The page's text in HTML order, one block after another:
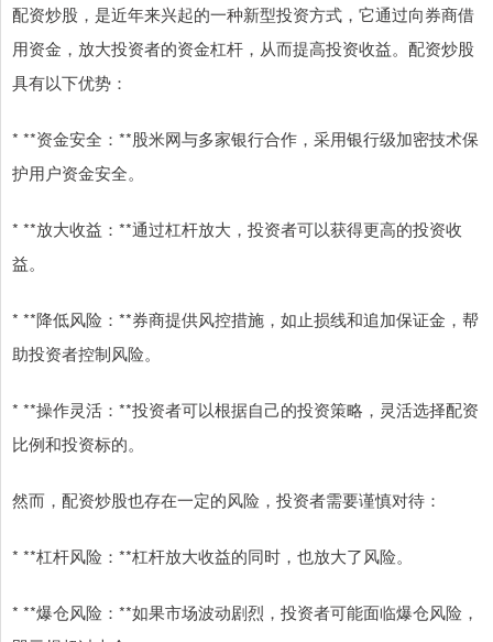
配资炒股，是近年来兴起的一种新型投资方式，它通过向券商借
用资金，放大投资者的资金杠杆，从而提高投资收益。配资炒股
具有以下优势：
* **资金安全：**股米网与多家银行合作，采用银行级加密技术保
护用户资金安全。
* **放大收益：**通过杠杆放大，投资者可以获得更高的投资收
益。
* **降低风险：**券商提供风控措施，如止损线和追加保证金，帮
助投资者控制风险。
* **操作灵活：**投资者可以根据自己的投资策略，灵活选择配资
比例和投资标的。
然而，配资炒股也存在一定的风险，投资者需要谨慎对待：
* **杠杆风险：**杠杆放大收益的同时，也放大了风险。
* **爆仓风险：**如果市场波动剧烈，投资者可能面临爆仓风险，